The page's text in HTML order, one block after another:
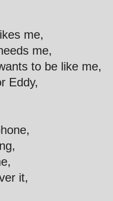
me,
me,
to be like me,
Eddy,
it,